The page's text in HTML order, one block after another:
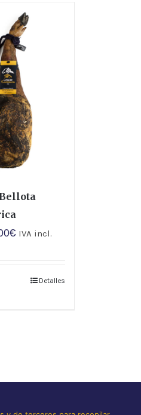
€ IVA incl.
Detalles
DEL CARRASCO